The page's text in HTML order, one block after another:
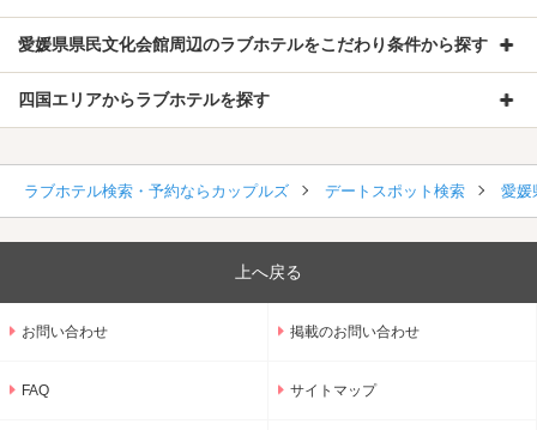
愛媛県県民文化会館周辺のラブホテルをこだわり条件から探す
四国エリアからラブホテルを探す
ラブホテル検索・予約ならカップルズ デートスポット検索 愛媛
上へ戻る
お問い合わせ 掲載のお問い合わせ
FAQ サイトマップ